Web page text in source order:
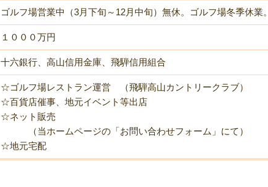
ゴルフ場営業中（3月下旬～12月中旬）無休。 ゴルフ場冬季休業。
１０００万円
十六銀行、高山信用金庫、飛騨信用組合
☆ゴルフ場レストラン運営 （飛騨高山カントリークラブ）
☆百貨店催事、地元イベント等出店
☆ネット販売
（当ホームページの「お問い合わせフォーム」にて）
☆地元宅配